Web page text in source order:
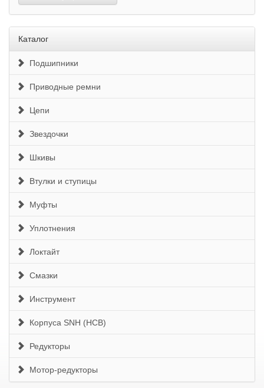
Каталог
Подшипники
Приводные ремни
Цепи
Звездочки
Шкивы
Втулки и ступицы
Муфты
Уплотнения
Локтайт
Смазки
Инструмент
Корпуса SNH (HCB)
Редукторы
Мотор-редукторы